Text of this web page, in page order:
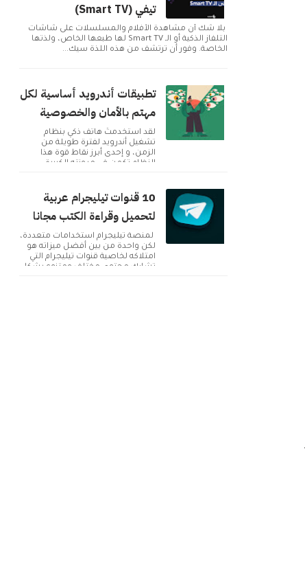
تيفي (Smart TV)
بلا شك أن مشاهدة الأفلام والمسلسلات على شاشات
التلفاز الذكية أو الـ Smart TV لها طبعها الخاص، ولذتها
الخاصة. وفور أن ترتشف من هذه اللذة سيك...
تطبيقات أندرويد أساسية لكل
مهتم بالأمان والخصوصية
لقد استخدمتُ هاتف ذكي بنظام
تشغيل أندرويد لفترة طويلة من
الزمن، و إحدى أبرز نقاط قوة هذا
النظام تكمن في مرونته الكبيرة
10 قنوات تيليجرام عربية
لتحميل وقراءة الكتب مجانا
لمنصة تيليجرام استخدامات متعددة،
لكن واحدة من بين أفضل ميزاته هو
امتلاكه لخاصية قنوات تيليجرام التي
تشارك محتوى مختلف ومتنوع بشكل